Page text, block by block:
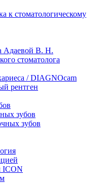
к стоматологическому
Адаевой В. Н.
стоматолога
/ DIAGNOcam
рентген
зубов
зубов
ICON